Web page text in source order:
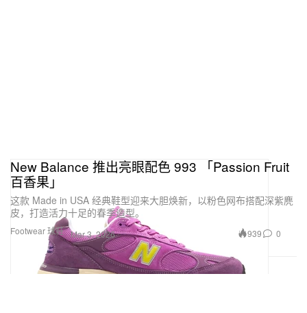
Footwear 球鞋
New Balance 推出亮眼配色 993 「Passion Fruit
百香果」
这款 Made in USA 经典鞋型迎来大胆焕新，以粉色网布搭配深紫麂
皮，打造活力十足的春季造型。
Mar 3, 2026 939 0